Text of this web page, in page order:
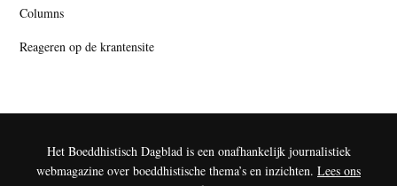
Columns
Reageren op de krantensite
Het Boeddhistisch Dagblad is een onafhankelijk journalistiek
webmagazine over boeddhistische thema’s en inzichten. Lees ons